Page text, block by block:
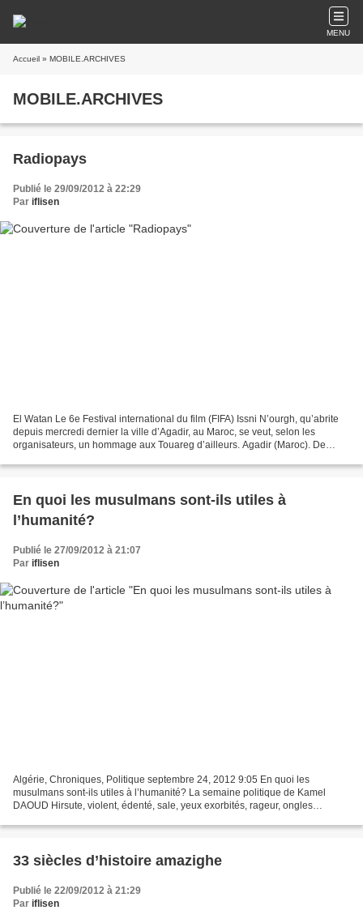
MENU
Accueil » MOBILE.ARCHIVES
MOBILE.ARCHIVES
Radiopays
Publié le 29/09/2012 à 22:29
Par iflisen
El Watan Le 6e Festival international du film (FIFA) Issni N’ourgh, qu’abrite
depuis mercredi dernier la ville d’Agadir, au Maroc, se veut, selon les
organisateurs, un hommage aux Touareg d’ailleurs. Agadir (Maroc). De
En quoi les musulmans sont-ils utiles à
l’humanité?
Publié le 27/09/2012 à 21:07
Par iflisen
Algérie, Chroniques, Politique septembre 24, 2012 9:05 En quoi les
musulmans sont-ils utiles à l’humanité? La semaine politique de Kamel
DAOUD Hirsute, violent, édenté, sale, yeux exorbités, rageur, ongles
33 siècles d’histoire amazighe
Publié le 22/09/2012 à 21:29
Par iflisen